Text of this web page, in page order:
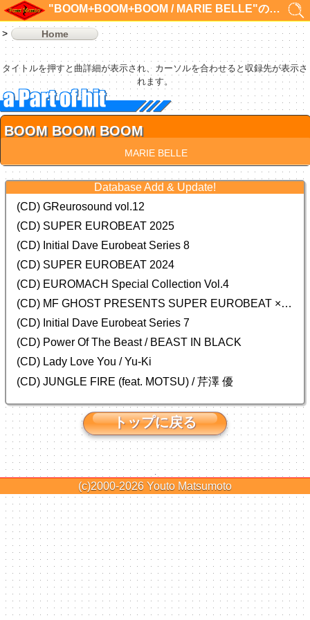
"BOOM+BOOM+BOOM / MARIE BELLE"の検索結果 1件
Home
タイトルを押すと曲詳細が表示され、カーソルを合わせると収録先が表示さ
れます。
BOOM BOOM BOOM
MARIE BELLE
Database Add & Update!
(CD) GReurosound vol.12
(CD) SUPER EUROBEAT 2025
(CD) Initial Dave Eurobeat Series 8
(CD) SUPER EUROBEAT 2024
(CD) EUROMACH Special Collection Vol.4
(CD) MF GHOST PRESENTS SUPER EUROBEAT × ORIGINAL SOUNDTRACK NEW COLLECTION
(CD) Initial Dave Eurobeat Series 7
(CD) Power Of The Beast / BEAST IN BLACK
(CD) Lady Love You / Yu-Ki
(CD) JUNGLE FIRE (feat. MOTSU) / 芹澤 優
トップに戻る
(c)2000-2026 Youto Matsumoto